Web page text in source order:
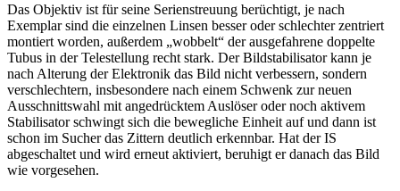
Das Objektiv ist für seine Serienstreuung berüchtigt, je nach
Exemplar sind die einzelnen Linsen besser oder schlechter zentriert
montiert worden, außerdem „wobbelt“ der ausgefahrene doppelte
Tubus in der Telestellung recht stark. Der Bildstabilisator kann je
nach Alterung der Elektronik das Bild nicht verbessern, sondern
verschlechtern, insbesondere nach einem Schwenk zur neuen
Ausschnittswahl mit angedrücktem Auslöser oder noch aktivem
Stabilisator schwingt sich die bewegliche Einheit auf und dann ist
schon im Sucher das Zittern deutlich erkennbar. Hat der IS
abgeschaltet und wird erneut aktiviert, beruhigt er danach das Bild
wie vorgesehen.